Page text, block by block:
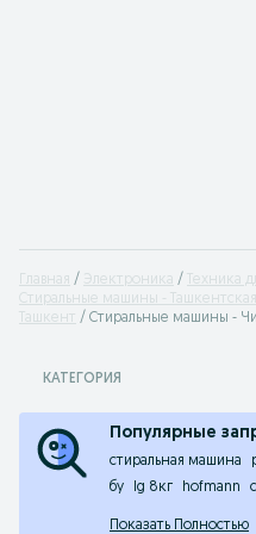
Главная Электроника Техника
Стиральные машины - Ташкентская
Ташкент
Стиральные машины -
КАТЕГОРИЯ
Популярные
стиральная машина
бу
lg 8кг hofmann
Показать Полностью